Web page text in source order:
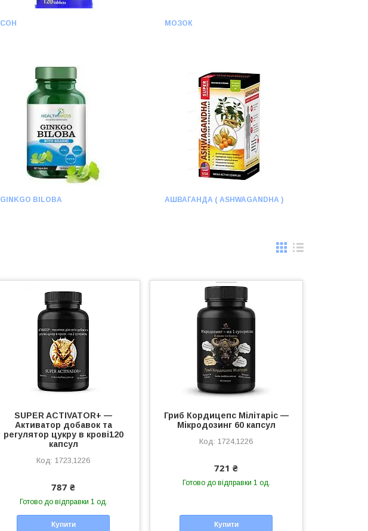
СОН МОЗОК
GINKGO BILOBA АШВАГАНДА ( ASHWAGANDHA )
SUPER ACTIVATOR+ —
Активатор добавок та
регулятор цукру в крові120
капсул
1723,1226
787 ₴
Готово до відправки 1 од.
Купити
Гриб Кордицепс Мілітаріс —
Мікродозинг 60 капсул
1724,1226
721 ₴
Готово до відправки 1 од.
Купити